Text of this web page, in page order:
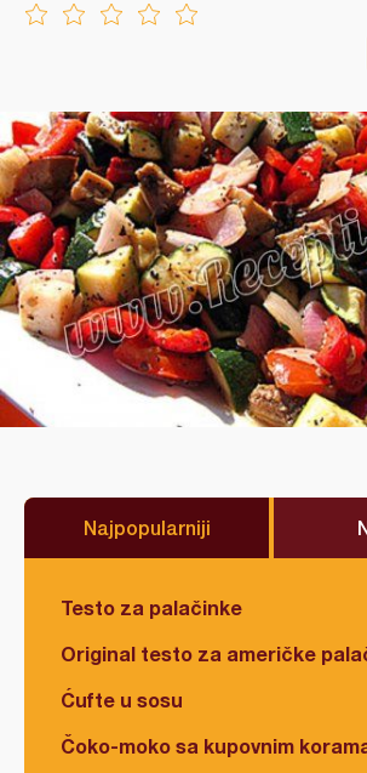
Najpopularniji
Testo za palačinke
Original testo za američke
Ćufte u sosu
Čoko-moko sa kupovnim